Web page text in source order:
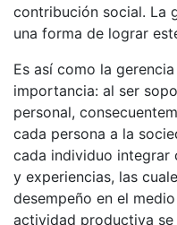
contribución social. La
una forma de lograr
Es así como la
importancia: al ser
personal,
cada persona a la
cada individuo integrar
y experiencias, las
desempeño en el
actividad productiva se